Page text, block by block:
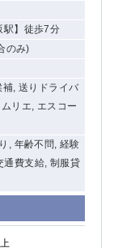
駅】徒歩7分
のみ)
, 送りドライバ
リエ, エスコー
, 年齢不問, 経験
通費支給, 制服貸